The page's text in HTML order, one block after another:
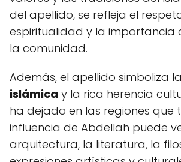
del apellido, se refleja el
espiritualidad y la importancia
la comunidad.
Además, el apellido simboliza la
islámica y la rica herencia
ha dejado en las regiones que
influencia de Abdellah puede
arquitectura, la literatura, la